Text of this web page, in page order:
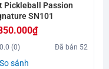
Pickleball Passion
SN101
₫
0.0 (0) Đã bán 52
So sánh